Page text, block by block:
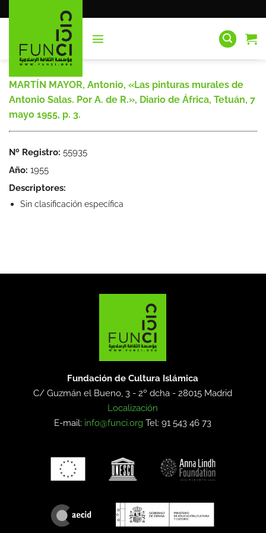
al
MARTÍN MAYOR, Antonio, «Las pinturas murales de
Antonio Salas. Por A. de R.», Diario de África, Tetuán, 7
mayo 1955, p. 3.
Nº Registro: 55935
Año: 1955
Descriptores:
Sin clasificación específica
Fundación de Cultura Islámica
C/ Guzmán el Bueno, 3 - 2º dcha -28015 Madrid
Localización
E-mail: info@funci.org Tel: 91 543 46 73